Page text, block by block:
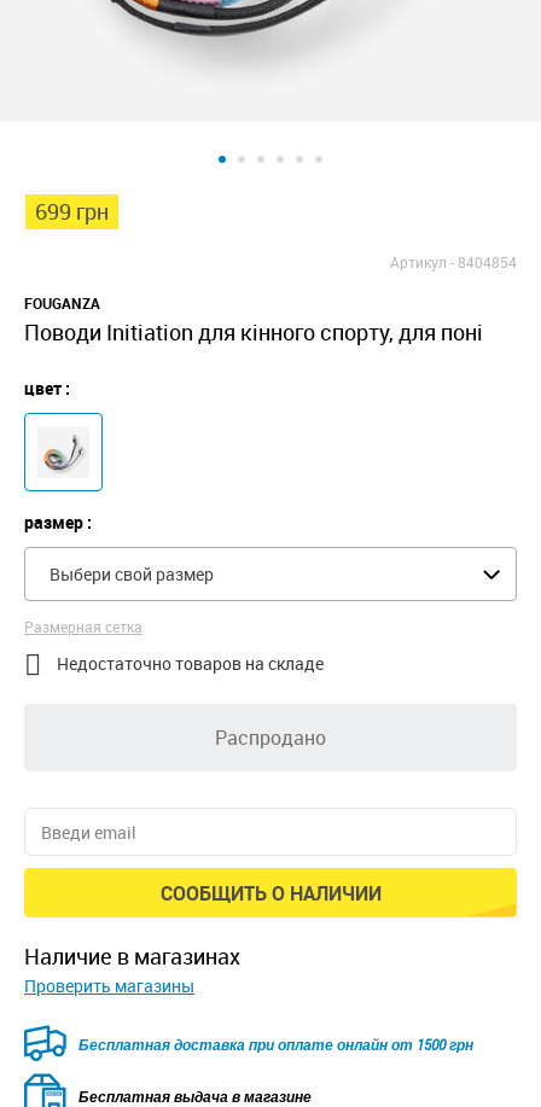
699 грн
Артикул -8404854
FOUGANZA
Поводи Initiation для кінного спорту, для поні
цвет :
размер :
Выбери свой размер
Размерная сетка
 Недостаточно товаров на складе
Распродано
СООБЩИТЬ О НАЛИЧИИ
наличие в магазинах
Проверить магазины
Безкоштовна доставка для замовлень від 2500 грн при
оплаті онлайн
Бесплатная выдача в магазине